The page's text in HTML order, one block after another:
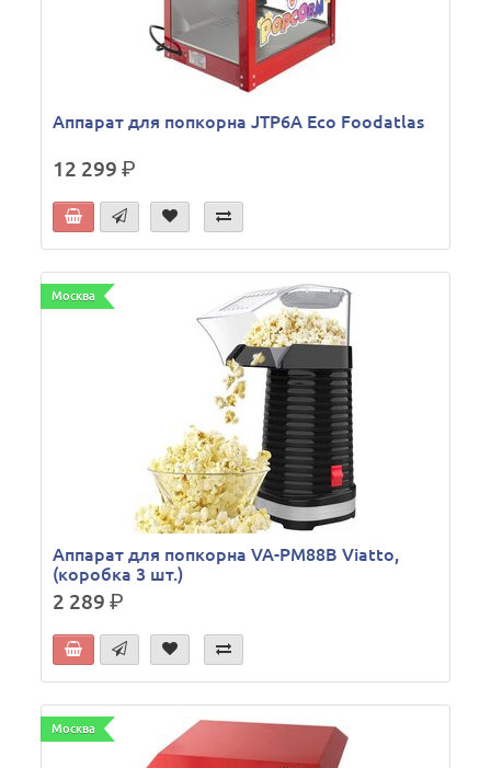
Аппарат для попкорна JTP6A Eco Foodatlas
12 299р.
Москва
Аппарат для попкорна VA-PM88B Viatto,
(коробка 3 шт.)
2 289р.
Москва